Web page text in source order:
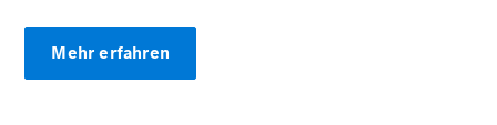
Entsorgung
Wartung
Reparatur
Mehr erfahren